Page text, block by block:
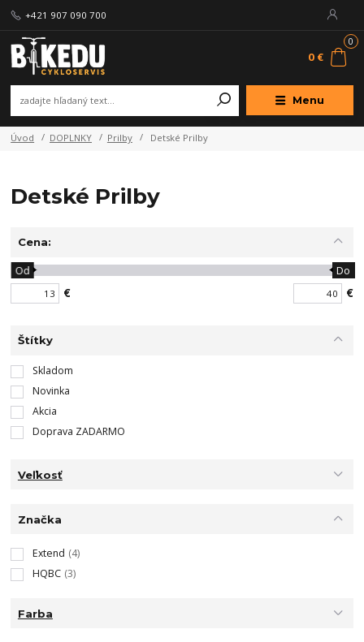
Menu
+421 907 090 700
0
0 €
Úvod DOPLNKY Prilby Detské Prilby
Detské Prilby
Cena:
€
Od Do
€
Štítky
Skladom
Novinka
Akcia
Doprava ZADARMO
Veľkosť
Značka
Extend (4)
HQBC (3)
Farba